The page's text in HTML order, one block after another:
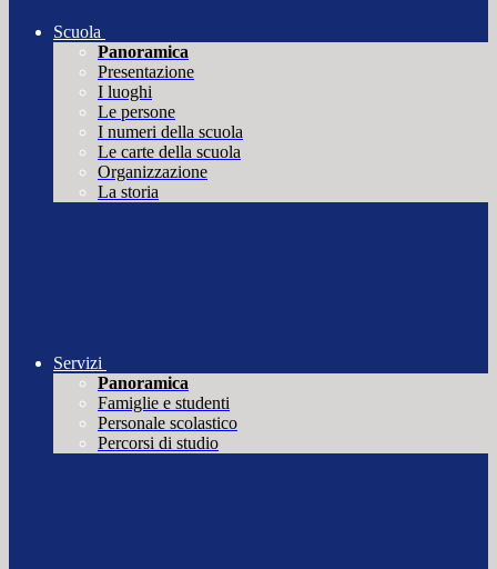
Scuola
Panoramica
Presentazione
I luoghi
Le persone
I numeri della scuola
Le carte della scuola
Organizzazione
La storia
Servizi
Panoramica
Famiglie e studenti
Personale scolastico
Percorsi di studio